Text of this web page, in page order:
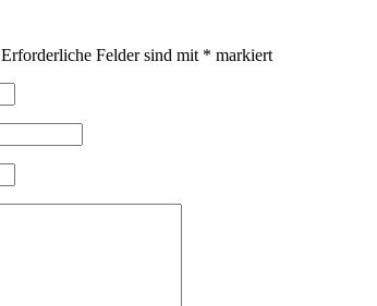
Erforderliche Felder sind mit * markiert